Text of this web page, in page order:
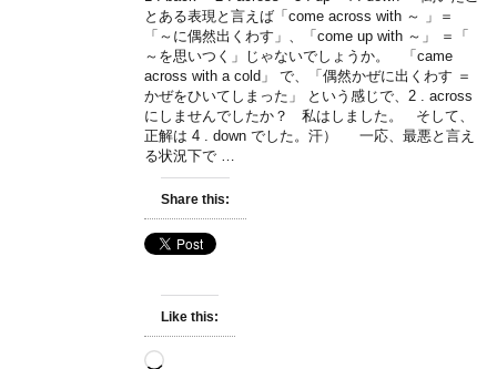
とある表現と言えば「come across with ～ 」＝
「～に偶然出くわす」、「come up with ～」 ＝「
～を思いつく」じゃないでしょうか。 「came
across with a cold」 で、「偶然かぜに出くわす ＝
かぜをひいてしまった」 という感じで、2 . across
にしませんでしたか？ 私はしました。 そして、
正解は 4 . down でした。汗） 一応、最悪と言え
る状況下で …
Share this:
Like this:
Loading…